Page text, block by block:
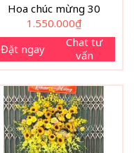
Hoa chúc mừng 30
1.550.000₫
Đặt ngay
Chat tư
vấn